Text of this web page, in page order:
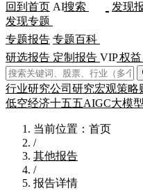
回到首页 AI搜索 发现
发现专题
专题报告 专题百科
研选报告 定制报告 VIP权益
行业研究公司研究宏观策略
低空经济十五五AIGC大模型
当前位置：首页
/
其他报告
/
报告详情